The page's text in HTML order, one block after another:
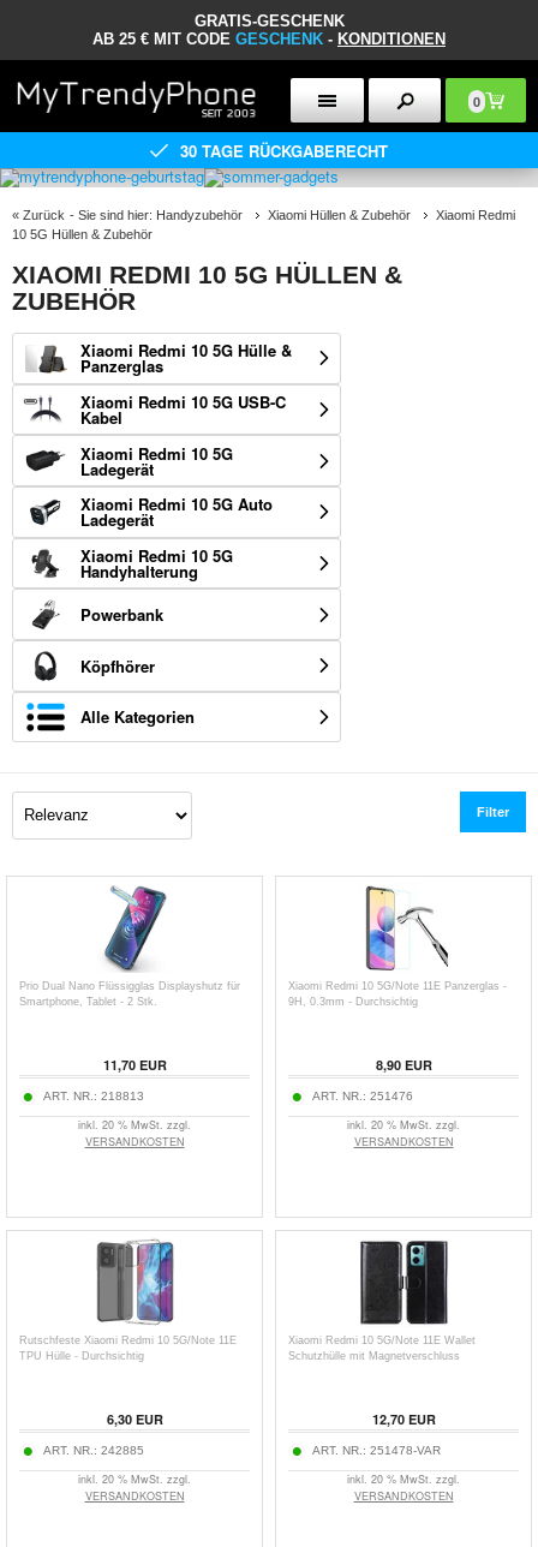
GRATIS-GESCHENK
AB 25 € MIT CODE GESCHENK - KONDITIONEN
0
30 TAGE RÜCKGABERECHT
« Zurück - Sie sind hier: Handyzubehör Xiaomi Hüllen & Zubehör
Xiaomi Redmi
10 5G Hüllen & Zubehör
XIAOMI REDMI 10 5G HÜLLEN &
ZUBEHÖR
Xiaomi Redmi 10 5G Hülle &
Panzerglas
Xiaomi Redmi 10 5G USB-C
Kabel
Xiaomi Redmi 10 5G
Ladegerät
Xiaomi Redmi 10 5G Auto
Ladegerät
Xiaomi Redmi 10 5G
Handyhalterung
Powerbank
Köpfhörer
Alle Kategorien
Filter
Prio Dual Nano Flüssigglas Displayshutz für
Smartphone, Tablet - 2 Stk.
11,70EUR
ART. NR.: 218813
inkl. 20 % MwSt. zzgl.
VERSANDKOSTEN
Xiaomi Redmi 10 5G/Note 11E Panzerglas -
9H, 0.3mm - Durchsichtig
8,90EUR
ART. NR.: 251476
inkl. 20 % MwSt. zzgl.
VERSANDKOSTEN
Rutschfeste Xiaomi Redmi 10 5G/Note 11E
TPU Hülle - Durchsichtig
6,30EUR
ART. NR.: 242885
inkl. 20 % MwSt. zzgl.
VERSANDKOSTEN
Xiaomi Redmi 10 5G/Note 11E Wallet
Schutzhülle mit Magnetverschluss
12,70EUR
ART. NR.: 251478-VAR
inkl. 20 % MwSt. zzgl.
VERSANDKOSTEN